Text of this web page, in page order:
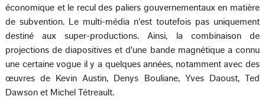
économique et le recul des paliers gouvernementaux en matière
de subvention. Le multi-média n'est toutefois pas uniquement
destiné aux super-productions. Ainsi, la combinaison de
projections de diapositives et d'une bande magnétique a connu
une certaine vogue il y a quelques années, notamment avec des
œuvres de Kevin Austin, Denys Bouliane, Yves Daoust, Ted
Dawson et Michel Tétreault.